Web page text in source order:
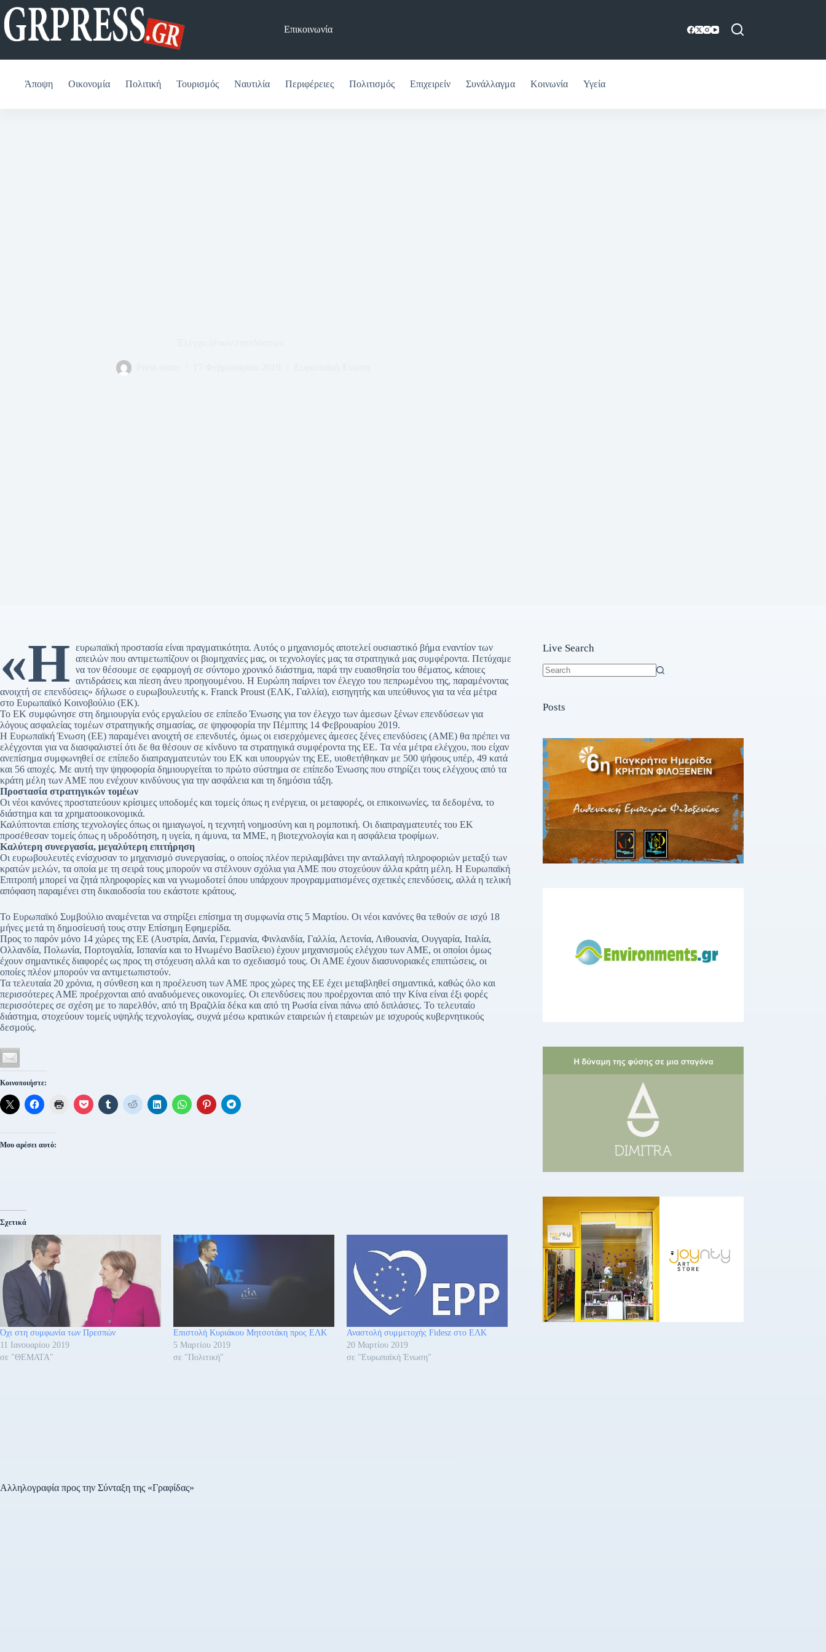
Μετάβαση
στο
περιεχόμενο
Επικοινωνία
Άποψη Οικονομία Πολιτική Τουρισμός Ναυτιλία Περιφέρειες Πολιτισμός Επιχειρείν Συνάλλαγμα Κοινωνία Υγεία
«Η ευρωπαϊκή προστασία είναι πραγματικότητα. Αυτός ο μηχανισμός αποτελεί ουσιαστικό βήμα εναντίον των
απειλών που αντιμετωπίζουν οι βιομηχανίες μας, οι τεχνολογίες μας τα στρατηγικά μας συμφέροντα. Πετύχαμε
να τον θέσουμε σε εφαρμογή σε σύντομο χρονικό διάστημα, παρά την ευαισθησία του θέματος, κάποιες
αντιδράσεις και πίεση άνευ προηγουμένου. Η Ευρώπη παίρνει τον έλεγχο του πεπρωμένου της, παραμένοντας
ανοιχτή σε επενδύσεις» δήλωσε ο ευρωβουλευτής κ. Franck Proust (ΕΛΚ, Γαλλία), εισηγητής και υπεύθυνος για τα νέα μέτρα
στο Ευρωπαϊκό Κοινοβούλιο (ΕΚ).
Το ΕΚ συμφώνησε στη δημιουργία ενός εργαλείου σε επίπεδο Ένωσης για τον έλεγχο των άμεσων ξένων επενδύσεων για
λόγους ασφαλείας τομέων στρατηγικής σημασίας, σε ψηφοφορία την Πέμπτης 14 Φεβρουαρίου 2019.
Η Ευρωπαϊκή Ένωση (ΕΕ) παραμένει ανοιχτή σε επενδυτές, όμως οι εισερχόμενες άμεσες ξένες επενδύσεις (ΑΜΕ) θα πρέπει να
ελέγχονται για να διασφαλιστεί ότι δε θα θέσουν σε κίνδυνο τα στρατηγικά συμφέροντα της ΕΕ. Τα νέα μέτρα ελέγχου, που είχαν
ανεπίσημα συμφωνηθεί σε επίπεδο διαπραγματευτών του ΕΚ και υπουργών της ΕΕ, υιοθετήθηκαν με 500 ψήφους υπέρ, 49 κατά
και 56 αποχές. Με αυτή την ψηφοφορία δημιουργείται το πρώτο σύστημα σε επίπεδο Ένωσης που στηρίζει τους ελέγχους από τα
κράτη μέλη των ΑΜΕ που ενέχουν κινδύνους για την ασφάλεια και τη δημόσια τάξη.
Προστασία στρατηγικών τομέων
Οι νέοι κανόνες προστατεύουν κρίσιμες υποδομές και τομείς όπως η ενέργεια, οι μεταφορές, οι επικοινωνίες, τα δεδομένα, το
διάστημα και τα χρηματοοικονομικά.
Καλύπτονται επίσης τεχνολογίες όπως οι ημιαγωγοί, η τεχνητή νοημοσύνη και η ρομποτική. Οι διαπραγματευτές του ΕΚ
προσέθεσαν τομείς όπως η υδροδότηση, η υγεία, η άμυνα, τα ΜΜΕ, η βιοτεχνολογία και η ασφάλεια τροφίμων.
Καλύτερη συνεργασία, μεγαλύτερη επιτήρηση
Οι ευρωβουλευτές ενίσχυσαν το μηχανισμό συνεργασίας, ο οποίος πλέον περιλαμβάνει την ανταλλαγή πληροφοριών μεταξύ των
κρατών μελών, τα οποία με τη σειρά τους μπορούν να στέλνουν σχόλια για ΑΜΕ που στοχεύουν άλλα κράτη μέλη. Η Ευρωπαϊκή
Επιτροπή μπορεί να ζητά πληροφορίες και να γνωμοδοτεί όπου υπάρχουν προγραμματισμένες σχετικές επενδύσεις, αλλά η τελική
απόφαση παραμένει στη δικαιοδοσία του εκάστοτε κράτους.
Το Ευρωπαϊκό Συμβούλιο αναμένεται να στηρίξει επίσημα τη συμφωνία στις 5 Μαρτίου. Οι νέοι κανόνες θα τεθούν σε ισχύ 18
μήνες μετά τη δημοσίευσή τους στην Επίσημη Εφημερίδα.
Προς το παρόν μόνο 14 χώρες της ΕΕ (Αυστρία, Δανία, Γερμανία, Φινλανδία, Γαλλία, Λετονία, Λιθουανία, Ουγγαρία, Ιταλία,
Ολλανδία, Πολωνία, Πορτογαλία, Ισπανία και το Ηνωμένο Βασίλειο) έχουν μηχανισμούς ελέγχου των ΑΜΕ, οι οποίοι όμως
έχουν σημαντικές διαφορές ως προς τη στόχευση αλλά και το σχεδιασμό τους. Οι ΑΜΕ έχουν διασυνοριακές επιπτώσεις, οι
οποίες πλέον μπορούν να αντιμετωπιστούν.
Τα τελευταία 20 χρόνια, η σύνθεση και η προέλευση των ΑΜΕ προς χώρες της ΕΕ έχει μεταβληθεί σημαντικά, καθώς όλο και
περισσότερες ΑΜΕ προέρχονται από αναδυόμενες οικονομίες. Οι επενδύσεις που προέρχονται από την Κίνα είναι έξι φορές
περισσότερες σε σχέση με το παρελθόν, από τη Βραζιλία δέκα και από τη Ρωσία είναι πάνω από διπλάσιες. Το τελευταίο
διάστημα, στοχεύουν τομείς υψηλής τεχνολογίας, συχνά μέσω κρατικών εταιρειών ή εταιρειών με ισχυρούς κυβερνητικούς
δεσμούς.
Κοινοποιήστε:
Μου αρέσει αυτό:
Σχετικά
Όχι στη συμφωνία των Πρεσπών
11 Ιανουαρίου 2019
σε "ΘΕΜΑΤΑ"
Επιστολή Κυριάκου Μητσοτάκη προς ΕΛΚ
5 Μαρτίου 2019
σε "Πολιτική"
Αναστολή συμμετοχής Fidesz στο ΕΛΚ
20 Μαρτίου 2019
σε "Ευρωπαϊκή Ένωση"
Live Search
Posts
Αλληλογραφία προς την Σύνταξη της «Γραφίδας»